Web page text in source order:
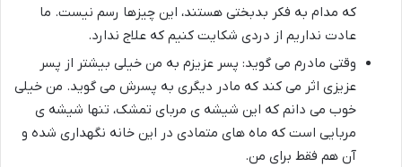
که مدام به فکر بدبختی هستند، این چیزها رسم نیست. ما
عادت نداریم از دردی شکایت کنیم که علاج ندارد.
وقتی مادرم می گوید: پسر عزیزم به من خیلی بیشتر از پسر
عزیزی اثر می کند که مادر دیگری به پسرش می گوید. من خیلی
خوب می دانم که این شیشه ی مربای تمشک، تنها شیشه ی
مربایی است که ماه های متمادی در این خانه نگهداری شده و
آن هم فقط برای من.